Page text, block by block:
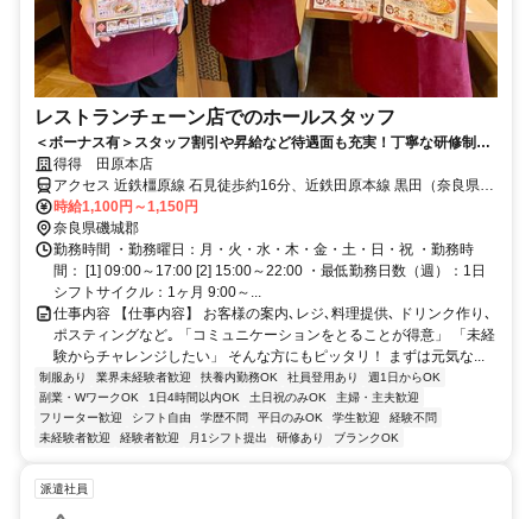
レストランチェーン店でのホールスタッフ
＜ボーナス有＞スタッフ割引や昇給など待遇面も充実！丁寧な研修制度
で未経験から安心スタート！
得得 田原本店
アクセス 近鉄橿原線 石見徒歩約16分、近鉄田原本線 黒田（奈良県）
徒歩約28分、近鉄橿原線 結崎徒歩約29分 近鉄橿原線石見駅より徒歩
約24分
時給1,100円～1,150円
奈良県磯城郡
勤務時間 ・勤務曜日：月・火・水・木・金・土・日・祝 ・勤務時
間： [1] 09:00～17:00 [2] 15:00～22:00 ・最低勤務日数（週）：1日
シフトサイクル：1ヶ月 9:00～...
仕事内容 【仕事内容】 お客様の案内､レジ､料理提供､ ドリンク作り､
ポスティングなど｡ 「コミュニケーションをとることが得意」 「未経
験からチャレンジしたい」 そんな方にもピッタリ！ まずは元気な...
制服あり 業界未経験者歓迎 扶養内勤務OK 社員登用あり
週1日からOK
副業・WワークOK
1日4時間以内OK 土日祝のみOK
主婦・主夫歓迎
フリーター歓迎
シフト自由 学歴不問 平日のみOK 学生歓迎
経験不問
未経験者歓迎
経験者歓迎 月1シフト提出 研修あり ブランクOK
派遣社員